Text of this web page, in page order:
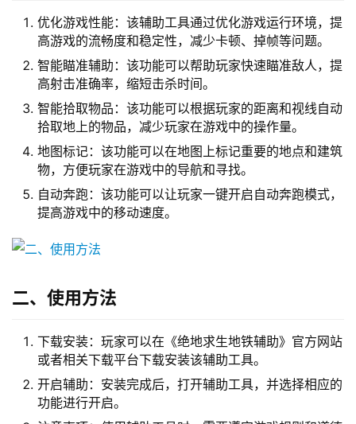
优化游戏性能：该辅助工具通过优化游戏运行环境，提
高游戏的流畅度和稳定性，减少卡顿、掉帧等问题。
智能瞄准辅助：该功能可以帮助玩家快速瞄准敌人，提
高射击准确率，缩短击杀时间。
智能拾取物品：该功能可以根据玩家的距离和视线自动
拾取地上的物品，减少玩家在游戏中的操作量。
地图标记：该功能可以在地图上标记重要的地点和建筑
物，方便玩家在游戏中的导航和寻找。
自动奔跑：该功能可以让玩家一键开启自动奔跑模式，
提高游戏中的移动速度。
二、使用方法
下载安装：玩家可以在《绝地求生地铁辅助》官方网站
或者相关下载平台下载安装该辅助工具。
开启辅助：安装完成后，打开辅助工具，并选择相应的
功能进行开启。